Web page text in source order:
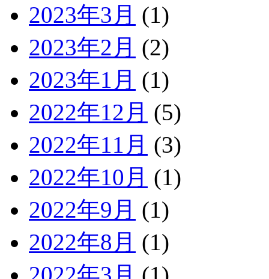
2023年3月 (1)
2023年2月 (2)
2023年1月 (1)
2022年12月 (5)
2022年11月 (3)
2022年10月 (1)
2022年9月 (1)
2022年8月 (1)